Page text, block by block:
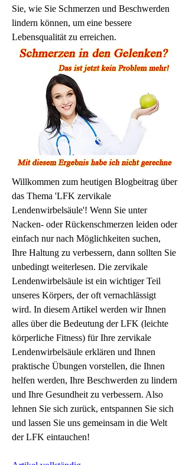
Sie, wie Sie Schmerzen und Beschwerden
lindern können, um eine bessere
Lebensqualität zu erreichen.
Willkommen zum heutigen Blogbeitrag über
das Thema 'LFK zervikale
Lendenwirbelsäule'! Wenn Sie unter
Nacken- oder Rückenschmerzen leiden oder
einfach nur nach Möglichkeiten suchen,
Ihre Haltung zu verbessern, dann sollten Sie
unbedingt weiterlesen. Die zervikale
Lendenwirbelsäule ist ein wichtiger Teil
unseres Körpers, der oft vernachlässigt
wird. In diesem Artikel werden wir Ihnen
alles über die Bedeutung der LFK (leichte
körperliche Fitness) für Ihre zervikale
Lendenwirbelsäule erklären und Ihnen
praktische Übungen vorstellen, die Ihnen
helfen werden, Ihre Beschwerden zu lindern
und Ihre Gesundheit zu verbessern. Also
lehnen Sie sich zurück, entspannen Sie sich
und lassen Sie uns gemeinsam in die Welt
der LFK eintauchen!